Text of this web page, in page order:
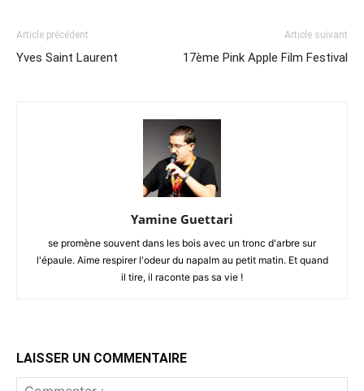
Article précédent
Yves Saint Laurent
Article suivant
17ème Pink Apple Film Festival
Yamine Guettari
se promène souvent dans les bois avec un tronc d'arbre sur
l'épaule. Aime respirer l'odeur du napalm au petit matin. Et quand
il tire, il raconte pas sa vie !
LAISSER UN COMMENTAIRE